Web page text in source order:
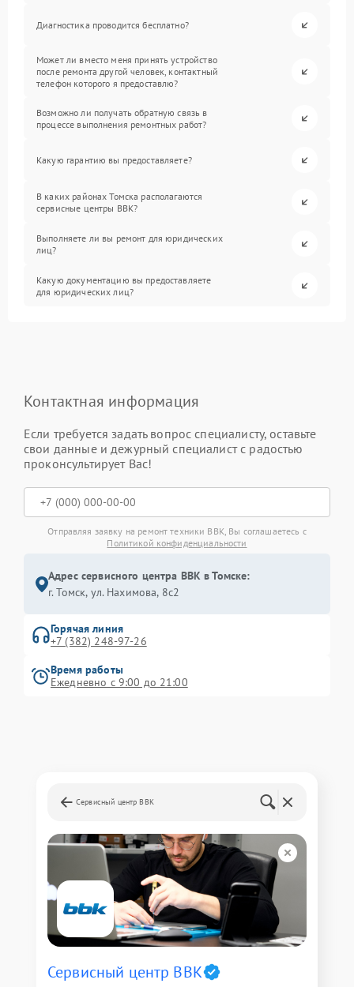
Диагностика проводится бесплатно?
Может ли вместо меня принять устройство
после ремонта другой человек, контактный
телефон которого я предоставлю?
Возможно ли получать обратную связь в
процессе выполнения ремонтных работ?
Какую гарантию вы предоставляете?
В каких районах Томска располагаются
сервисные центры BBK?
Выполняете ли вы ремонт для юридических
лиц?
Какую документацию вы предоставляете
для юридических лиц?
Контактная информация
Если требуется задать вопрос специалисту, оставьте
свои данные и дежурный специалист с радостью
проконсультирует Вас!
Отправляя заявку на ремонт техники BBK, Вы соглашаетесь с
Политикой конфиденциальности
Адрес сервисного центра BBK в Томске:
г. Томск, ул. Нахимова, 8с2
Горячая линия
+7 (382) 248-97-26
Время работы
Ежедневно с 9:00 до 21:00
Сервисный центр BBK
Сервисный центр BBK